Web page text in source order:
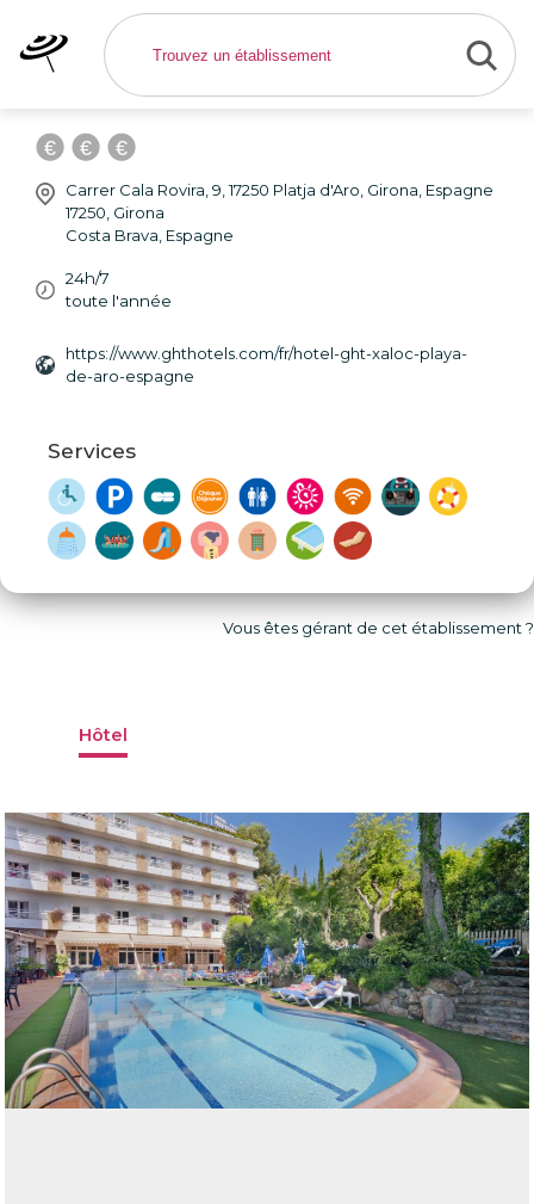
Hotel GHT Xaloc *** -
Hôtel Girona
Carrer Cala Rovira, 9, 17250 Platja d'Aro, Girona, Espagne
17250 Girona
Costa Brava Espagne
24h/7
toute l'année
https://www.ghthotels.com/fr/hotel-ght-xaloc-playa-
de-aro-espagne
Services
Vous êtes gérant de cet établissement ?
Hôtel